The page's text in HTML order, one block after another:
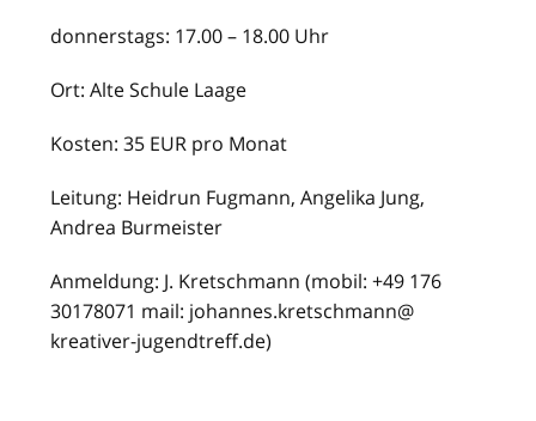
donnerstags: 17.00 – 18.00 Uhr
Ort: Alte Schule Laage
Kosten: 35 EUR pro Monat
Leitung: Heidrun Fugmann, Angelika Jung,
Andrea Burmeister
Anmeldung: J. Kretschmann (mobil: +49 176
30178071 mail: johannes.kretschmann@
kreativer-jugendtreff.de)